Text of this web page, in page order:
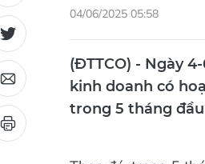
04/06/2025 05:58
(ĐTTCO) - Ngày
kinh doanh có
trong 5 tháng